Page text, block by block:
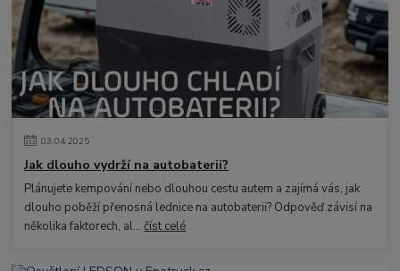
03.04.2025
Jak dlouho vydrží na autobaterii?
Plánujete kempování nebo dlouhou cestu autem a zajímá vás, jak
dlouho poběží přenosná lednice na autobaterii? Odpověď závisí na
několika faktorech, al...číst celé